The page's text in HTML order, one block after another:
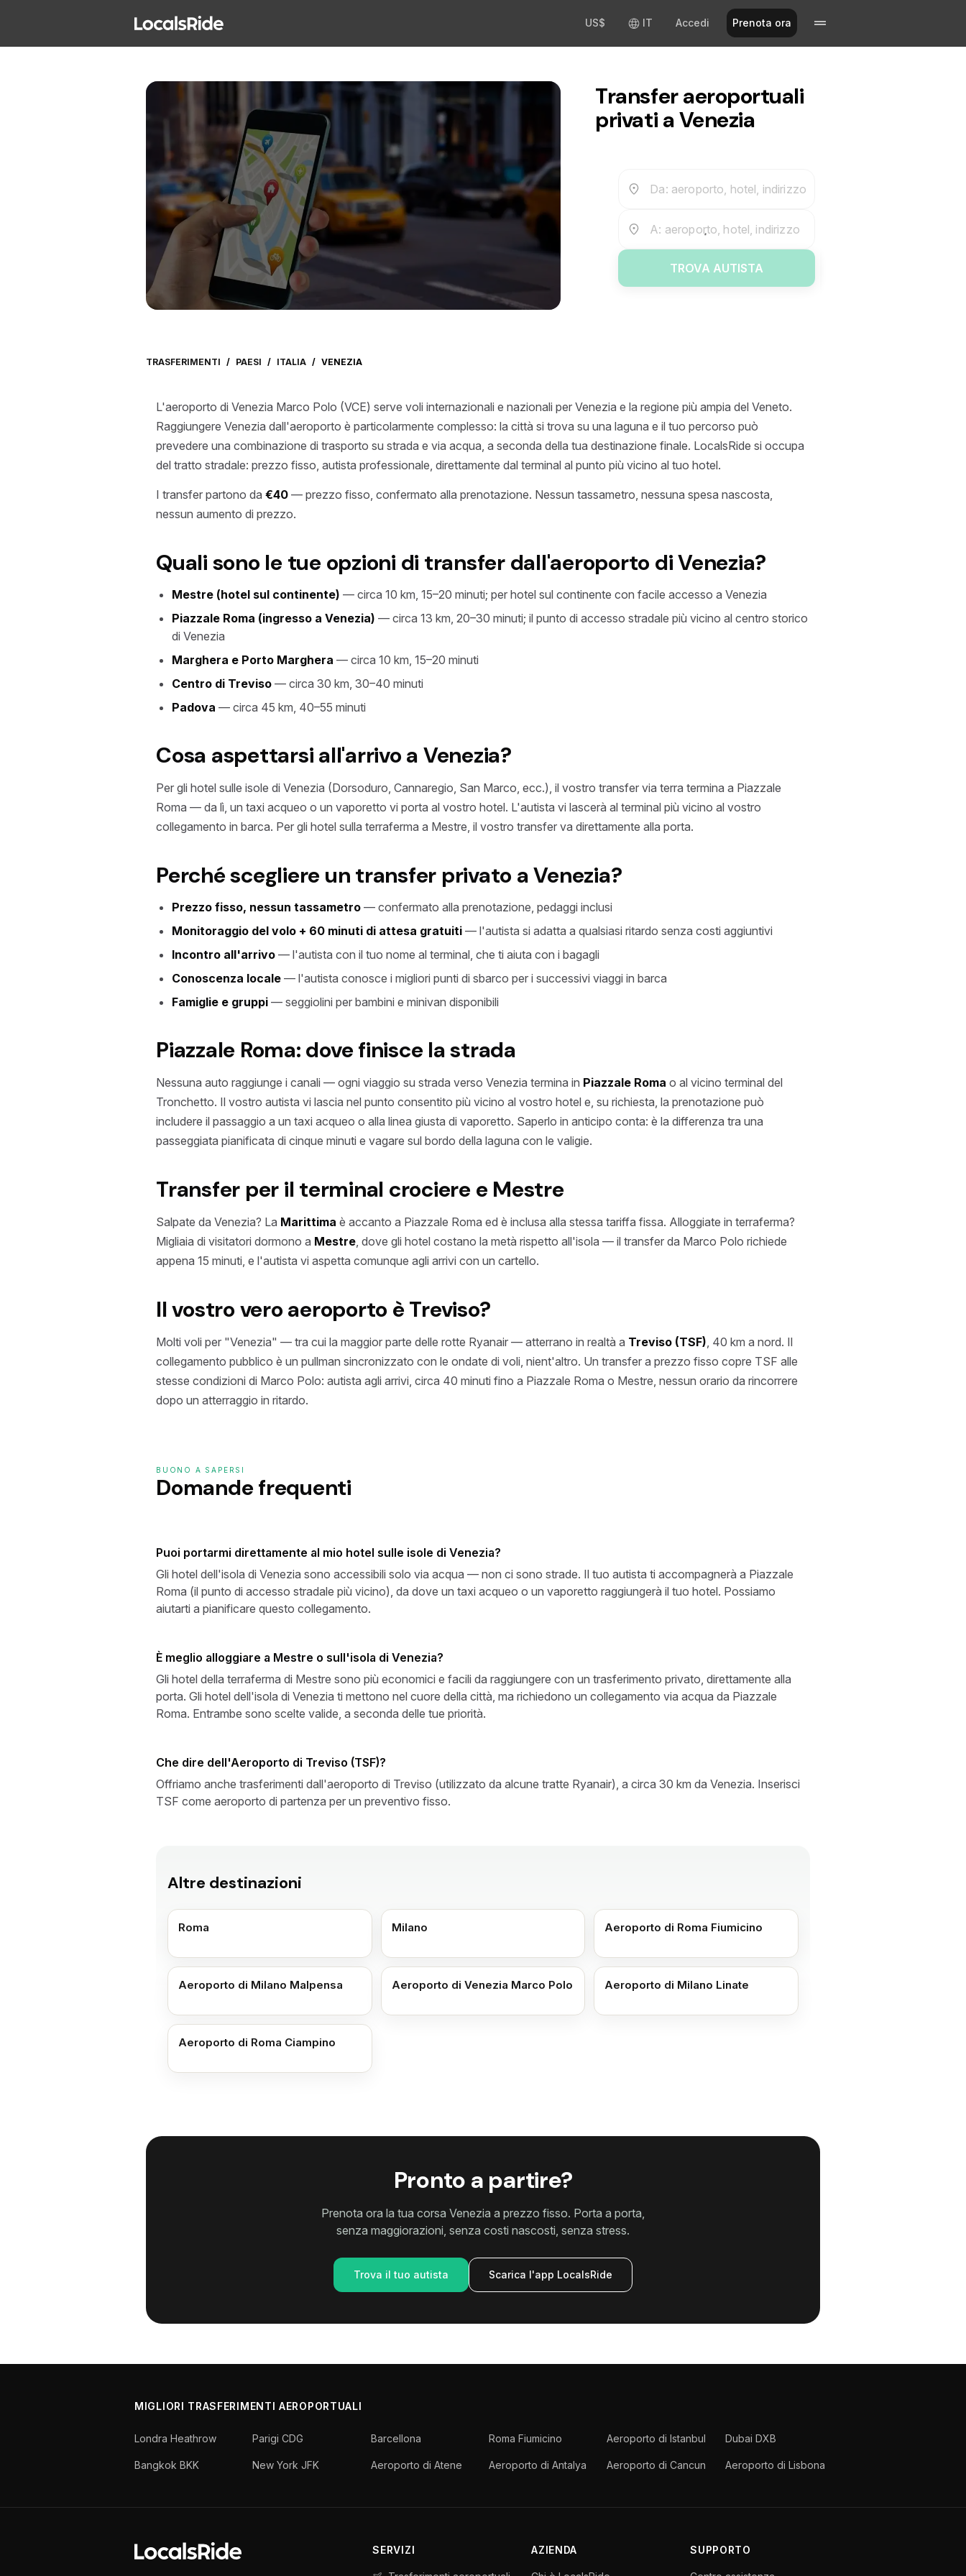
US$ IT Accedi Prenota ora
Transfer aeroportuali
privati a Venezia
Da: aeroporto, hotel, indirizzo
A: aeroporto, hotel, indirizzo
TROVA AUTISTA
TRASFERIMENTI / PAESI / ITALIA / VENEZIA
L'aeroporto di Venezia Marco Polo (VCE) serve voli internazionali e nazionali per Venezia e la regione più ampia del Veneto.
Raggiungere Venezia dall'aeroporto è particolarmente complesso: la città si trova su una laguna e il tuo percorso può
prevedere una combinazione di trasporto su strada e via acqua, a seconda della tua destinazione finale. LocalsRide si occupa
del tratto stradale: prezzo fisso, autista professionale, direttamente dal terminal al punto più vicino al tuo hotel.
I transfer partono da €40 — prezzo fisso, confermato alla prenotazione. Nessun tassametro, nessuna spesa nascosta,
nessun aumento di prezzo.
Quali sono le tue opzioni di transfer dall'aeroporto di Venezia?
Mestre (hotel sul continente) — circa 10 km, 15–20 minuti; per hotel sul continente con facile accesso a Venezia
Piazzale Roma (ingresso a Venezia) — circa 13 km, 20–30 minuti; il punto di accesso stradale più vicino al centro storico
di Venezia
Marghera e Porto Marghera — circa 10 km, 15–20 minuti
Centro di Treviso — circa 30 km, 30–40 minuti
Padova — circa 45 km, 40–55 minuti
Cosa aspettarsi all'arrivo a Venezia?
Per gli hotel sulle isole di Venezia (Dorsoduro, Cannaregio, San Marco, ecc.), il vostro transfer via terra termina a Piazzale
Roma — da lì, un taxi acqueo o un vaporetto vi porta al vostro hotel. L'autista vi lascerà al terminal più vicino al vostro
collegamento in barca. Per gli hotel sulla terraferma a Mestre, il vostro transfer va direttamente alla porta.
Perché scegliere un transfer privato a Venezia?
Prezzo fisso, nessun tassametro — confermato alla prenotazione, pedaggi inclusi
Monitoraggio del volo + 60 minuti di attesa gratuiti — l'autista si adatta a qualsiasi ritardo senza costi aggiuntivi
Incontro all'arrivo — l'autista con il tuo nome al terminal, che ti aiuta con i bagagli
Conoscenza locale — l'autista conosce i migliori punti di sbarco per i successivi viaggi in barca
Famiglie e gruppi — seggiolini per bambini e minivan disponibili
Piazzale Roma: dove finisce la strada
Nessuna auto raggiunge i canali — ogni viaggio su strada verso Venezia termina in Piazzale Roma o al vicino terminal del
Tronchetto. Il vostro autista vi lascia nel punto consentito più vicino al vostro hotel e, su richiesta, la prenotazione può
includere il passaggio a un taxi acqueo o alla linea giusta di vaporetto. Saperlo in anticipo conta: è la differenza tra una
passeggiata pianificata di cinque minuti e vagare sul bordo della laguna con le valigie.
Transfer per il terminal crociere e Mestre
Salpate da Venezia? La Marittima è accanto a Piazzale Roma ed è inclusa alla stessa tariffa fissa. Alloggiate in terraferma?
Migliaia di visitatori dormono a Mestre, dove gli hotel costano la metà rispetto all'isola — il transfer da Marco Polo richiede
appena 15 minuti, e l'autista vi aspetta comunque agli arrivi con un cartello.
Il vostro vero aeroporto è Treviso?
Molti voli per "Venezia" — tra cui la maggior parte delle rotte Ryanair — atterrano in realtà a Treviso (TSF), 40 km a nord. Il
collegamento pubblico è un pullman sincronizzato con le ondate di voli, nient'altro. Un transfer a prezzo fisso copre TSF alle
stesse condizioni di Marco Polo: autista agli arrivi, circa 40 minuti fino a Piazzale Roma o Mestre, nessun orario da rincorrere
dopo un atterraggio in ritardo.
BUONO A SAPERSI
Domande frequenti
Puoi portarmi direttamente al mio hotel sulle isole di Venezia?
Gli hotel dell'isola di Venezia sono accessibili solo via acqua — non ci sono strade. Il tuo autista ti accompagnerà a Piazzale
Roma (il punto di accesso stradale più vicino), da dove un taxi acqueo o un vaporetto raggiungerà il tuo hotel. Possiamo
aiutarti a pianificare questo collegamento.
È meglio alloggiare a Mestre o sull'isola di Venezia?
Gli hotel della terraferma di Mestre sono più economici e facili da raggiungere con un trasferimento privato, direttamente alla
porta. Gli hotel dell'isola di Venezia ti mettono nel cuore della città, ma richiedono un collegamento via acqua da Piazzale
Roma. Entrambe sono scelte valide, a seconda delle tue priorità.
Che dire dell'Aeroporto di Treviso (TSF)?
Offriamo anche trasferimenti dall'aeroporto di Treviso (utilizzato da alcune tratte Ryanair), a circa 30 km da Venezia. Inserisci
TSF come aeroporto di partenza per un preventivo fisso.
Altre destinazioni
Roma Milano Aeroporto di Roma Fiumicino
Aeroporto di Milano Malpensa Aeroporto di Venezia Marco Polo Aeroporto di Milano Linate
Aeroporto di Roma Ciampino
Pronto a partire?
Prenota ora la tua corsa Venezia a prezzo fisso. Porta a porta,
senza maggiorazioni, senza costi nascosti, senza stress.
Trova il tuo autista Scarica l'app LocalsRide
MIGLIORI TRASFERIMENTI AEROPORTUALI
Londra Heathrow Parigi CDG Barcellona Roma Fiumicino Aeroporto di Istanbul Dubai DXB
Bangkok BKK New York JFK Aeroporto di Atene Aeroporto di Antalya Aeroporto di Cancun Aeroporto di Lisbona
SERVIZI AZIENDA SUPPORTO